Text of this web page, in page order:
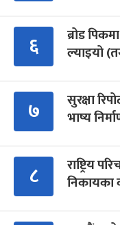
६
ब्रोड
ल्याइयो
७
सुरक्षा
भाष्य
८
राष्ट्रिय
निकायका